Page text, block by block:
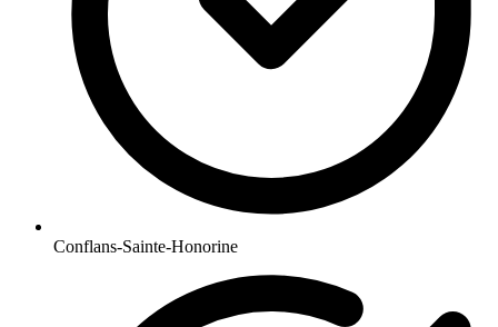
Conflans-Sainte-Honorine